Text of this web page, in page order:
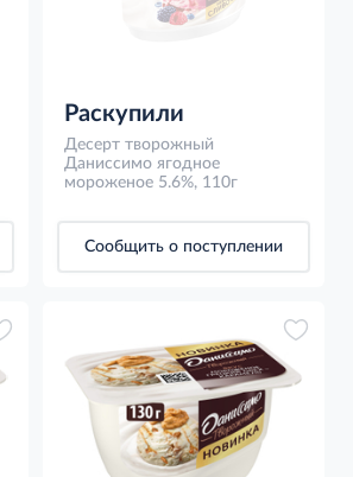
Раскупили
Десерт творожный
Даниссимо ягодное
мороженое 5.6%, 110г
Сообщить о поступлении